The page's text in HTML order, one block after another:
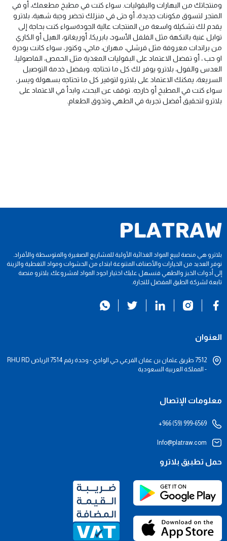
ومنتجاتك من البهارات والبقوليات. سواء كنت في مطبخ مطعمك، أو في
المتجر لتسوق مكونات جديدة، أو حتى في منزلك تحضر وجبة شهية، بلاترو
يقدم لك تشكيلة واسعة من المنتجات عالية الجودةسواء كنت بحاجة إلى
توابل غنية بالنكهة مثل الفلفل الأسود، بابريكا، أوريغانو، الهيل أو الكاري
من براندات معروفة مثل فرشلي، مهران، ماجي، وكنور، سواء كانت بودرة
او حب ، أو تفضل الاعتماد على البقوليات المغذية مثل الحمص، الفاصوليا،
العدس والفول، بلاترو يوفر لك كل ما تحتاجه. وبفضل خدمة التوصيل
السريعة، يمكنك الاعتماد على بلاترو لتوفير كل ما تحتاجه بسهولة ويسر،
سواء كنت في المطبخ أو خارجه. توقف عن البحث، وابدأ في الاعتماد على
بلاترو لتحقيق أفضل تجربة في الطهي وتذوق الطعام.
بلاترو هي منصة لبيع المواد الغذائية الأولية للمشاريع الصغيرة والمتوسطة والأفراد.
نوفر العديد من الخيارات والأصناف المتنوعة ابتداء من الحشوات ومواد التغطية والزينة
إلى أدوات الخبز والطهي فنسهل عليك اختيار اجود المواد لمشروعك. بلاترو منصة
تابعة لشركة الطبق المفضل للتجارة.
العنوان
7512 طريق عثمان بن عفان الفرعي حي الوادي - وحدة رقم 7514 الرياض RHU RD
- المملكة العربية السعودية
معلومات الإتصال
+966 (59) 999-6569
Info@platraw.com
حمل تطبيق بلاترو